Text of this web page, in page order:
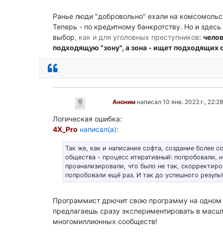
Ранье люди "добровольно" ехали на
Теперь - по кредитному банкротству. Но и
выбор, как и для уголовных преступников:
подходящую "зону", а зона - ищет подходящих
Аноним написал 10 янв. 2023 г., 22:28
Логическая ошибка:
4X_Pro написал(а):
Так же, как и написание софта, создание более
общества - процесс итеративный: попробовали,
проанализировали, что было не так,
попробовали ещё раз. И так до успешного
Программист дрючит свою программу на
предлагаешь сразу экспериментировать в
многомиллионных сообществ!